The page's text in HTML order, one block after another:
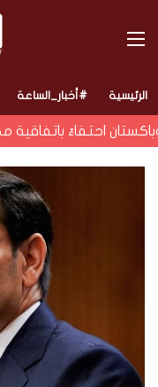
القائمة
الرئيسية #أخبار_الساعة
احتفاءً باتفاقية